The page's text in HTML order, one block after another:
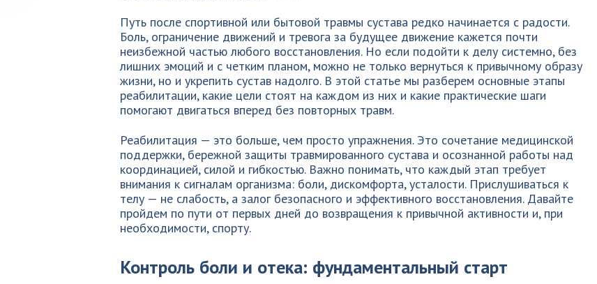
Путь после спортивной или бытовой травмы сустава редко начинается с радости.
Боль, ограничение движений и тревога за будущее движение кажется почти
неизбежной частью любого восстановления. Но если подойти к делу системно, без
лишних эмоций и с четким планом, можно не только вернуться к привычному образу
жизни, но и укрепить сустав надолго. В этой статье мы разберем основные этапы
реабилитации, какие цели стоят на каждом из них и какие практические шаги
помогают двигаться вперед без повторных травм.
Реабилитация — это больше, чем просто упражнения. Это сочетание медицинской
поддержки, бережной защиты травмированного сустава и осознанной работы над
координацией, силой и гибкостью. Важно понимать, что каждый этап требует
внимания к сигналам организма: боли, дискомфорта, усталости. Прислушиваться к
телу — не слабость, а залог безопасного и эффективного восстановления. Давайте
пройдем по пути от первых дней до возвращения к привычной активности и, при
необходимости, спорту.
Контроль боли и отека: фундаментальный старт